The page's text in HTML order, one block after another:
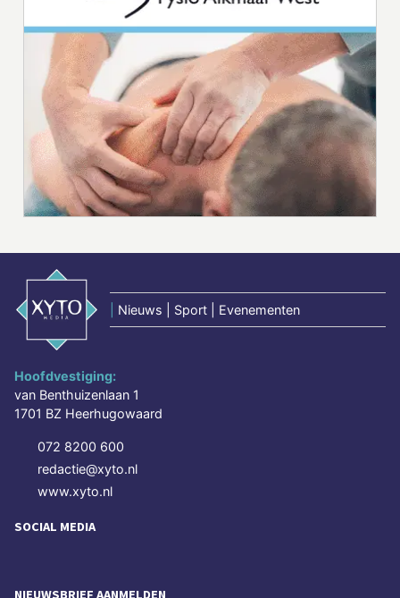
Nieuws | Sport | Evenementen
Hoofdvestiging:
van Benthuizenlaan 1
1701 BZ Heerhugowaard
072 8200 600
redactie@xyto.nl
www.xyto.nl
SOCIAL MEDIA
NIEUWSBRIEF AANMELDEN